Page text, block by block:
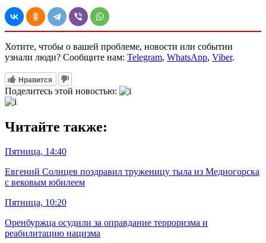
Хотите, чтобы о вашей проблеме, новости или событии
узнали люди? Сообщите нам: Telegram, WhatsApp, Viber.
Нравится
Поделитесь этой новостью:
Читайте также:
Пятница, 14:40
Евгений Солнцев поздравил труженицу тыла из Медногорска
с вековым юбилеем
Пятница, 10:20
Оренбуржца осудили за оправдание терроризма и
реабилитацию нацизма